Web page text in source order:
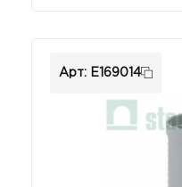
Арт: E169014